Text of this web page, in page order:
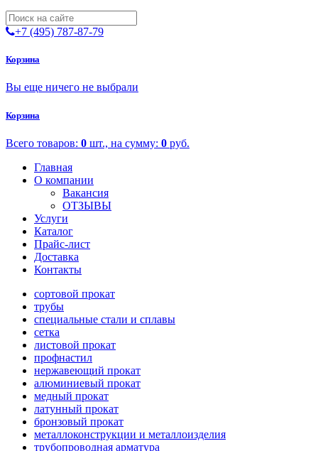
+7 (495) 787-87-79
Корзина
Вы еще ничего не выбрали
Корзина
Всего товаров: 0 шт., на сумму: 0 руб.
Главная
О компании
Вакансия
ОТЗЫВЫ
Услуги
Каталог
Прайс-лист
Доставка
Контакты
сортовой прокат
трубы
специальные стали и сплавы
сетка
листовой прокат
профнастил
нержавеющий прокат
алюминиевый прокат
медный прокат
латунный прокат
бронзовый прокат
металлоконструкции и металлоизделия
трубопроводная арматура